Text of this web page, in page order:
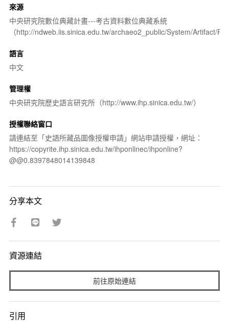
來源
中央研究院數位典藏計畫---考古資料數位典藏系統
（http://ndweb.iis.sinica.edu.tw/archaeo2_public/System/Artifact/
語言
中文
管理權
中央研究院歷史語言研究所（http://www.ihp.sinica.edu.tw/）
授權聯絡窗口
請連結至「史語所藏品圖像授權申請」網站申請授權，網址：
https://copyrite.ihp.sinica.edu.tw/ihponlinec/ihponline?
@@0.8397848014139848
分享本文
資源連結
前往原始連結
引用